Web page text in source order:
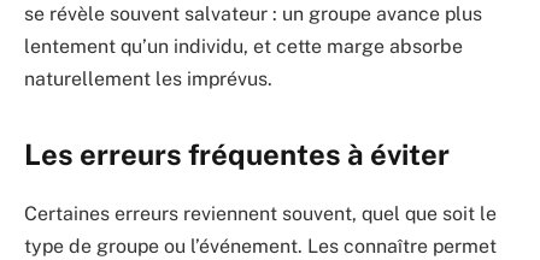
se révèle souvent salvateur : un groupe avance plus
lentement qu’un individu, et cette marge absorbe
naturellement les imprévus.
Les erreurs fréquentes à éviter
Certaines erreurs reviennent souvent, quel que soit le
type de groupe ou l’événement. Les connaître permet